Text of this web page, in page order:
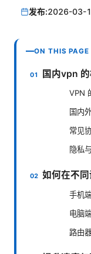
发布:2026-03-
ON THIS PAGE
国内vpn
VPN
国内
常见
隐私
如何在不
手机
电脑
路由